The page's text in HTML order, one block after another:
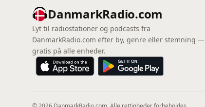
DanmarkRadio.com
Lyt til radiostationer og podcasts fra
DanmarkRadio.com efter by, genre eller stemning —
gratis på alle enheder.